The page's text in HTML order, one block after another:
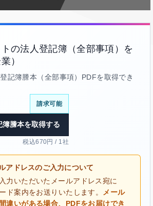
の法人登記簿（全部事項）を
）
記簿謄本（全部事項）PDFを取得でき
請求可能
簿謄本を取得する
税込670円 / 1社
アドレスのご入力について
力いただいたメールアドレス宛に
ド案内をお送りいたします。
メール
違いがある場合、PDFをお届けでき